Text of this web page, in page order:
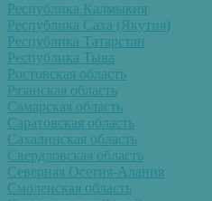
Республика Калмыкия
Республика Саха (Якутия)
Республика Татарстан
Республика Тыва
Ростовская область
Рязанская область
Самарская область
Саратовская область
Сахалинская область
Свердловская область
Северная Осетия-Алания
Смоленская область